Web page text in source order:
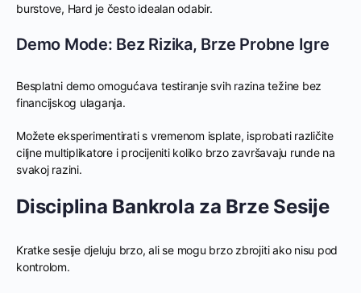
burstove, Hard je često idealan odabir.
Demo Mode: Bez Rizika, Brze Probne Igre
Besplatni demo omogućava testiranje svih razina težine bez
financijskog ulaganja.
Možete eksperimentirati s vremenom isplate, isprobati različite
ciljne multiplikatore i procijeniti koliko brzo završavaju runde na
svakoj razini.
Disciplina Bankrola za Brze Sesije
Kratke sesije djeluju brzo, ali se mogu brzo zbrojiti ako nisu pod
kontrolom.